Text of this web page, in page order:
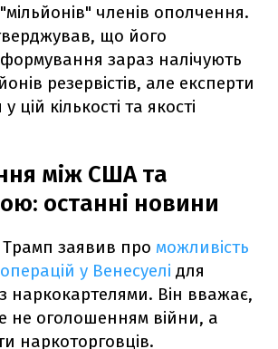
"мільйонів" членів ополчення.
що його
зараз налічують
резервістів, але експерти
цій кількості та якості
між США та
останні новини
заявив про можливість
у Венесуелідля
наркокартелями. Він вважає,
не оголошенням війни, а
наркоторговців.